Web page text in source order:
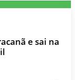
e sai na